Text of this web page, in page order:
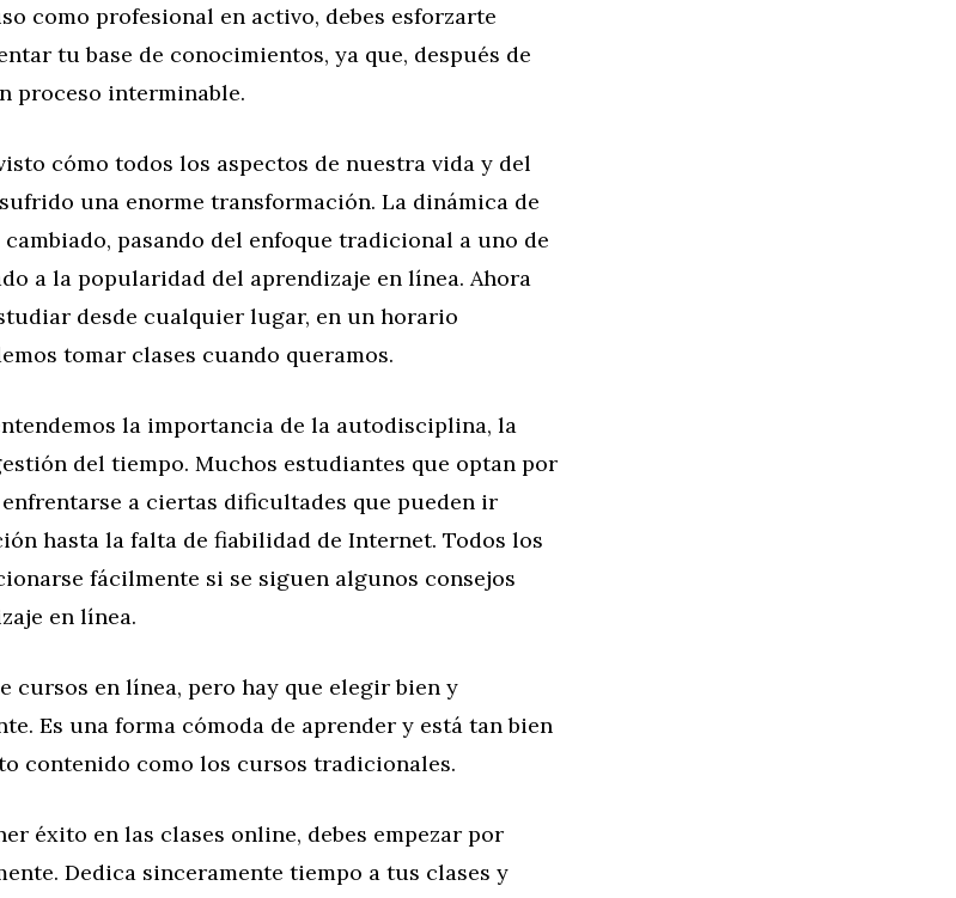
como profesional en activo, debes esforzarte
tu base de conocimientos, ya que, después de
proceso interminable.
cómo todos los aspectos de nuestra vida y del
una enorme transformación. La dinámica de
pasando del enfoque tradicional a uno de
a la popularidad del aprendizaje en línea. Ahora
desde cualquier lugar, en un horario
tomar clases cuando queramos.
la importancia de la autodisciplina, la
del tiempo. Muchos estudiantes que optan por
a ciertas dificultades que pueden ir
hasta la falta de fiabilidad de Internet. Todos los
fácilmente si se siguen algunos consejos
en línea.
cursos en línea, pero hay que elegir bien y
Es una forma cómoda de aprender y está tan bien
contenido como los cursos tradicionales.
éxito en las clases online, debes empezar por
Dedica sinceramente tiempo a tus clases y